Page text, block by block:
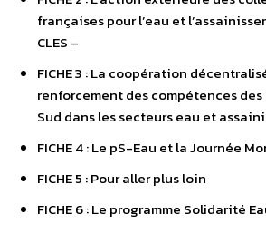
françaises pour l’eau et
CLES –
FICHE 3 : La coopération
renforcement des compétences
Sud dans les secteurs eau et
FICHE 4 : Le pS-Eau et la Journée
FICHE 5 : Pour aller plus loin
FICHE 6 : Le programme Solidarité